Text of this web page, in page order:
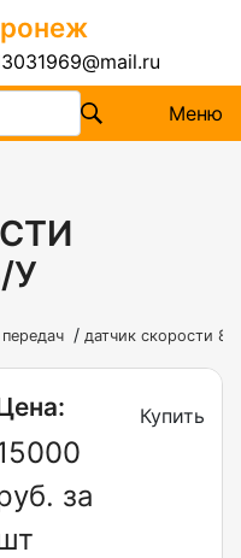
Меню
У
/ датчик скорости
за
Купить